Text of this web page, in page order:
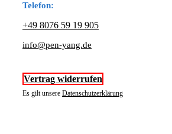
Telefon:
+49 8076 59 19 905
info@pen-yang.de
Vertrag widerrufen
Es gilt unsere Datenschutzerklärung